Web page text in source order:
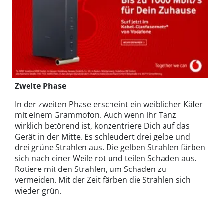
Zweite Phase
In der zweiten Phase erscheint ein weiblicher Käfer
mit einem Grammofon. Auch wenn ihr Tanz
wirklich betörend ist, konzentriere Dich auf das
Gerät in der Mitte. Es schleudert drei gelbe und
drei grüne Strahlen aus. Die gelben Strahlen färben
sich nach einer Weile rot und teilen Schaden aus.
Rotiere mit den Strahlen, um Schaden zu
vermeiden. Mit der Zeit färben die Strahlen sich
wieder grün.